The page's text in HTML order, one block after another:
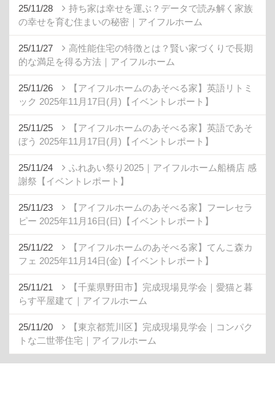
25/11/28
持ち家は幸せを運ぶ？データで読み解く家族
の幸せを育む住まいの秘密｜アイフルホーム
25/11/27
高性能住宅の特徴とは？賢い家づくりで長期
的な満足を得る方法｜アイフルホーム
25/11/26
【アイフルホームのあそべる家】英語リトミ
ック 2025年11月17日(月)【イベントレポート】
25/11/25
【アイフルホームのあそべる家】英語であそ
ぼう 2025年11月17日(月)【イベントレポート】
25/11/24
ふれあい祭り2025｜アイフルホーム船橋店 感
謝祭【イベントレポート】
25/11/23
【アイフルホームのあそべる家】フーレセラ
ピー 2025年11月16日(日)【イベントレポート】
25/11/22
【アイフルホームのあそべる家】てんこ森カ
フェ 2025年11月14日(金)【イベントレポート】
25/11/21
【千葉県野田市】完成現場見学会｜愛猫と暮
らす平屋建て｜アイフルホーム
25/11/20
【東京都荒川区】完成現場見学会｜コンパク
トな二世帯住宅｜アイフルホーム